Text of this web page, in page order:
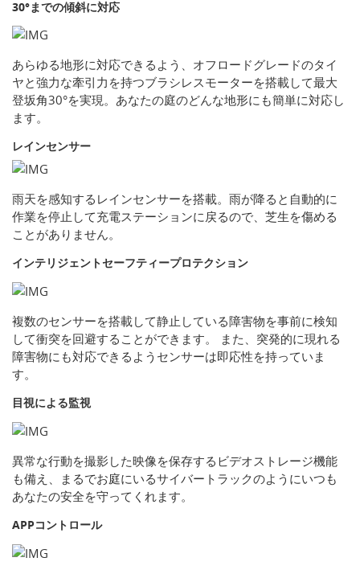
30°までの傾斜に対応
あらゆる地形に対応できるよう、オフロードグレードのタイ
ヤと強力な牽引力を持つブラシレスモーターを搭載して最大
登坂角30°を実現。あなたの庭のどんな地形にも簡単に対応し
ます。
レインセンサー
雨天を感知するレインセンサーを搭載。雨が降ると自動的に
作業を停止して充電ステーションに戻るので、芝生を傷める
ことがありません。
インテリジェントセーフティープロテクション
複数のセンサーを搭載して静止している障害物を事前に検知
して衝突を回避することができます。 また、突発的に現れる
障害物にも対応できるようセンサーは即応性を持っていま
す。
目視による監視
異常な行動を撮影した映像を保存するビデオストレージ機能
も備え、まるでお庭にいるサイバートラックのようにいつも
あなたの安全を守ってくれます。
APPコントロール